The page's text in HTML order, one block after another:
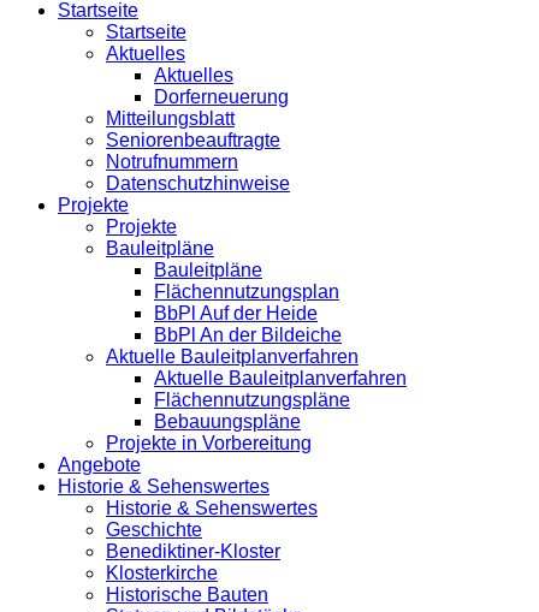
Startseite
Startseite
Aktuelles
Aktuelles
Dorferneuerung
Mitteilungsblatt
Seniorenbeauftragte
Notrufnummern
Datenschutzhinweise
Projekte
Projekte
Bauleitpläne
Bauleitpläne
Flächennutzungsplan
BbPl Auf der Heide
BbPl An der Bildeiche
Aktuelle Bauleitplanverfahren
Aktuelle Bauleitplanverfahren
Flächennutzungspläne
Bebauungspläne
Projekte in Vorbereitung
Angebote
Historie & Sehenswertes
Historie & Sehenswertes
Geschichte
Benediktiner-Kloster
Klosterkirche
Historische Bauten